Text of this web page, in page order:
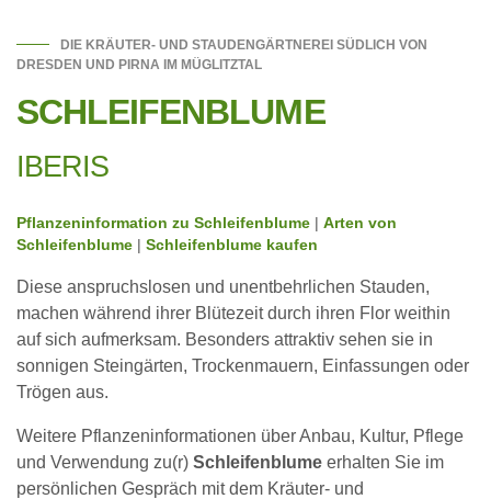
DIE KRÄUTER- UND STAUDENGÄRTNEREI SÜDLICH VON
DRESDEN UND PIRNA IM MÜGLITZTAL
SCHLEIFENBLUME
IBERIS
Pflanzeninformation zu Schleifenblume
Arten von
Schleifenblume
Schleifenblume kaufen
Diese anspruchslosen und unentbehrlichen Stauden,
machen während ihrer Blütezeit durch ihren Flor weithin
auf sich aufmerksam. Besonders attraktiv sehen sie in
sonnigen Steingärten, Trockenmauern, Einfassungen oder
Trögen aus.
Weitere Pflanzeninformationen über Anbau, Kultur, Pflege
und Verwendung zu(r) Schleifenblume erhalten Sie im
persönlichen Gespräch mit dem Kräuter- und